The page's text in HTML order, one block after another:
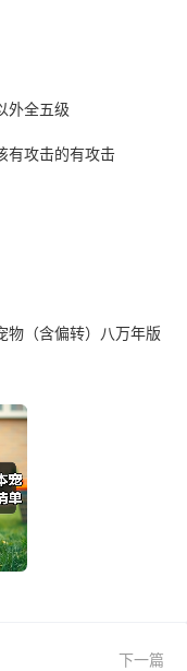
外全五级
有攻击的有攻击
物（含偏转）八万年版
下一篇